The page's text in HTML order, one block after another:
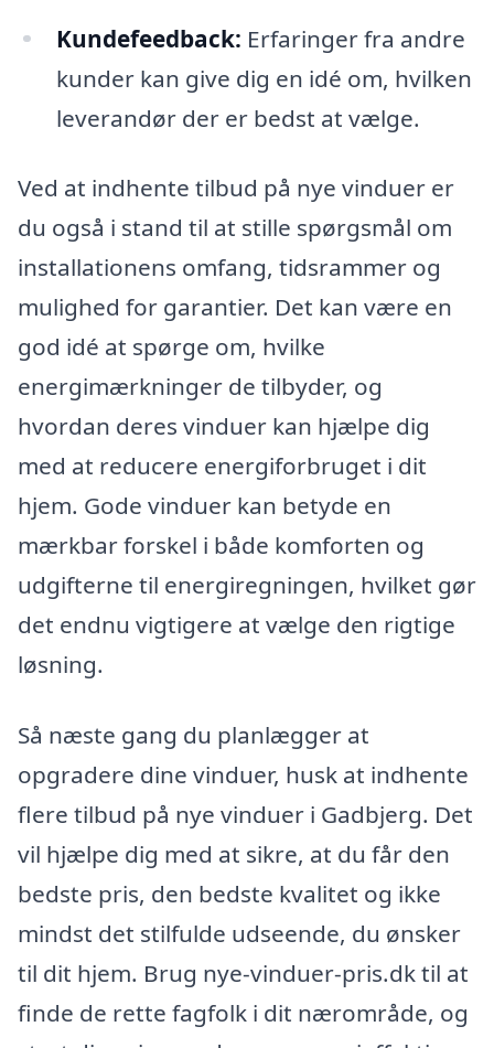
Kundefeedback: Erfaringer fra andre
kunder kan give dig en idé om, hvilken
leverandør der er bedst at vælge.
Ved at indhente tilbud på nye vinduer er
du også i stand til at stille spørgsmål om
installationens omfang, tidsrammer og
mulighed for garantier. Det kan være en
god idé at spørge om, hvilke
energimærkninger de tilbyder, og
hvordan deres vinduer kan hjælpe dig
med at reducere energiforbruget i dit
hjem. Gode vinduer kan betyde en
mærkbar forskel i både komforten og
udgifterne til energiregningen, hvilket gør
det endnu vigtigere at vælge den rigtige
løsning.
Så næste gang du planlægger at
opgradere dine vinduer, husk at indhente
flere tilbud på nye vinduer i Gadbjerg. Det
vil hjælpe dig med at sikre, at du får den
bedste pris, den bedste kvalitet og ikke
mindst det stilfulde udseende, du ønsker
til dit hjem. Brug nye-vinduer-pris.dk til at
finde de rette fagfolk i dit nærområde, og